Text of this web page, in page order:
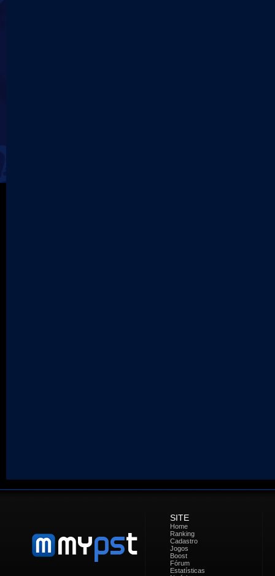
SITE
Home
Ranking
Cadastro
Jogos
Boost
Fórum
Estatísticas